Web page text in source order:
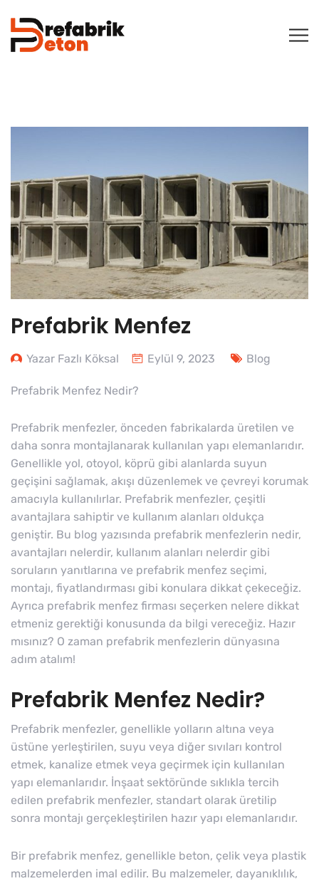
Prefabrik Menfez
Yazar Fazlı Köksal Eylül 9, 2023 Blog
Prefabrik Menfez Nedir?
Prefabrik menfezler, önceden fabrikalarda üretilen ve
daha sonra montajlanarak kullanılan yapı elemanlarıdır.
Genellikle yol, otoyol, köprü gibi alanlarda suyun
geçişini sağlamak, akışı düzenlemek ve çevreyi korumak
amacıyla kullanılırlar. Prefabrik menfezler, çeşitli
avantajlara sahiptir ve kullanım alanları oldukça
geniştir. Bu blog yazısında prefabrik menfezlerin nedir,
avantajları nelerdir, kullanım alanları nelerdir gibi
soruların yanıtlarına ve prefabrik menfez seçimi,
montajı, fiyatlandırması gibi konulara dikkat çekeceğiz.
Ayrıca prefabrik menfez firması seçerken nelere dikkat
etmeniz gerektiği konusunda da bilgi vereceğiz. Hazır
mısınız? O zaman prefabrik menfezlerin dünyasına
adım atalım!
Prefabrik Menfez Nedir?
Prefabrik menfezler, genellikle yolların altına veya
üstüne yerleştirilen, suyu veya diğer sıvıları kontrol
etmek, kanalize etmek veya geçirmek için kullanılan
yapı elemanlarıdır. İnşaat sektöründe sıklıkla tercih
edilen prefabrik menfezler, standart olarak üretilip
sonra montajı gerçekleştirilen hazır yapı elemanlarıdır.
Bir prefabrik menfez, genellikle beton, çelik veya plastik
malzemelerden imal edilir. Bu malzemeler, dayanıklılık,